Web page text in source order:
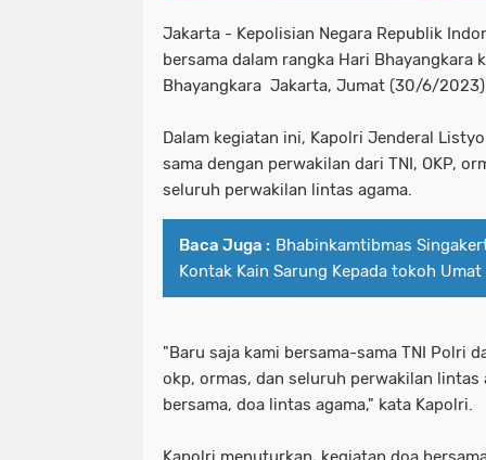
Jakarta - Kepolisian Negara Republik
bersama dalam rangka Hari Bhayangkara
Bhayangkara Jakarta, Jumat (30/6/
Dalam kegiatan ini, Kapolri Jenderal
sama dengan perwakilan dari TNI, OKP,
seluruh perwakilan lintas agama.
Baca Juga : Bhabinkamtibmas
Kontak Kain Sarung Kepada tokoh Umat
"Baru saja kami bersama-sama TNI Polri
okp, ormas, dan seluruh perwakilan lintas
bersama, doa lintas agama," kata Kapolri.